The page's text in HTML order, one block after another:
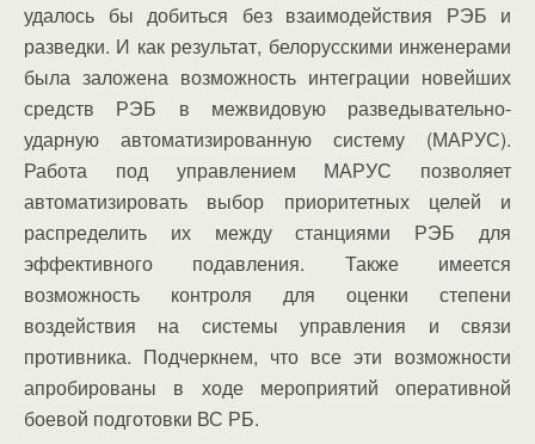
удалось бы добиться без взаимодействия РЭБ и
разведки. И как результат, белорусскими инженерами
была заложена возможность интеграции новейших
средств РЭБ в межвидовую разведывательно-
ударную автоматизированную систему (МАРУС).
Работа под управлением МАРУС позволяет
автоматизировать выбор приоритетных целей и
распределить их между станциями РЭБ для
эффективного подавления. Также имеется
возможность контроля для оценки степени
воздействия на системы управления и связи
противника. Подчеркнем, что все эти возможности
апробированы в ходе мероприятий оперативной
боевой подготовки ВС РБ.